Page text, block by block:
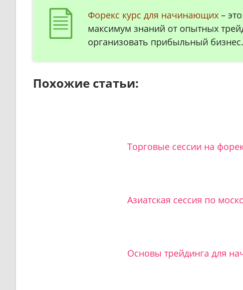
Форекс курс для начинающих –
максимум знаний от опытных
организовать прибыльный бизнес.
Похожие статьи:
Торговые сессии на
Азиатская сессия по
Основы трейдинга для